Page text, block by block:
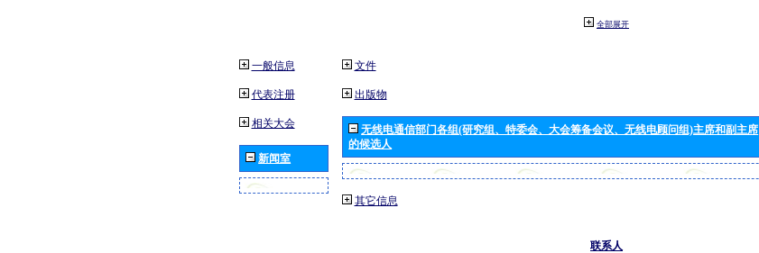
全部展开
一般信息
代表注册
相关大会
新闻室
文件
出版物
无线电通信部门各组(研究组、特委会、大会筹备会议、无线电顾问组)主席和副主席
的候选人
其它信息
联系人